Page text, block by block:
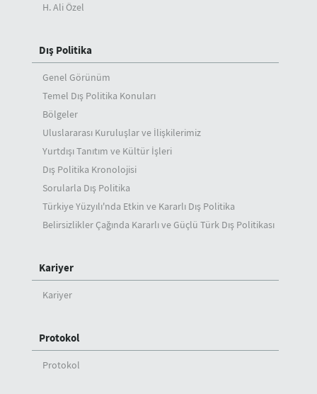
H. Ali Özel
Dış Politika
Genel Görünüm
Temel Dış Politika Konuları
Bölgeler
Uluslararası Kuruluşlar ve İlişkilerimiz
Yurtdışı Tanıtım ve Kültür İşleri
Dış Politika Kronolojisi
Sorularla Dış Politika
Türkiye Yüzyılı'nda Etkin ve Kararlı Dış Politika
Belirsizlikler Çağında Kararlı ve Güçlü Türk Dış Politikası
Kariyer
Kariyer
Protokol
Protokol